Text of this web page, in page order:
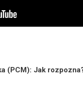
(PCM): Jak